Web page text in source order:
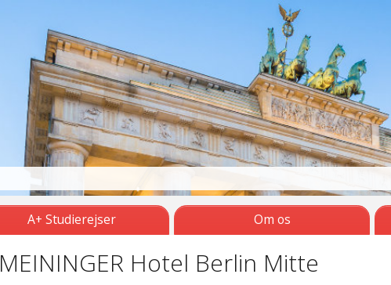
A+ Studierejser Om os
MEININGER Hotel Berlin Mitte